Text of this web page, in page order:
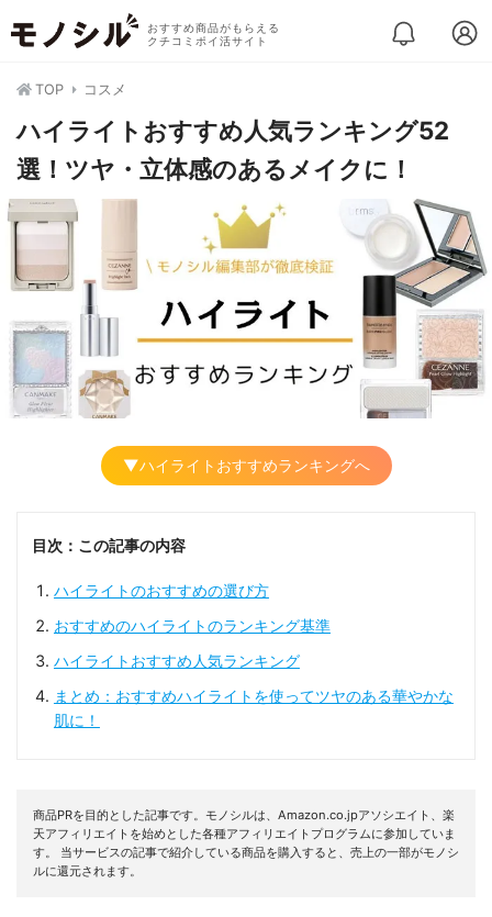
おすすめ商品がもらえる
クチコミポイ活サイト
TOP コスメ
ハイライトおすすめ人気ランキング52
選！ツヤ・立体感のあるメイクに！
▼ハイライトおすすめランキングへ
目次：この記事の内容
ハイライトのおすすめの選び方
おすすめのハイライトのランキング基準
ハイライトおすすめ人気ランキング
まとめ：おすすめハイライトを使ってツヤのある華やかな
肌に！
商品PRを目的とした記事です。モノシルは、Amazon.co.jpアソシエイト、楽
天アフィリエイトを始めとした各種アフィリエイトプログラムに参加していま
す。 当サービスの記事で紹介している商品を購入すると、売上の一部がモノシ
ルに還元されます。